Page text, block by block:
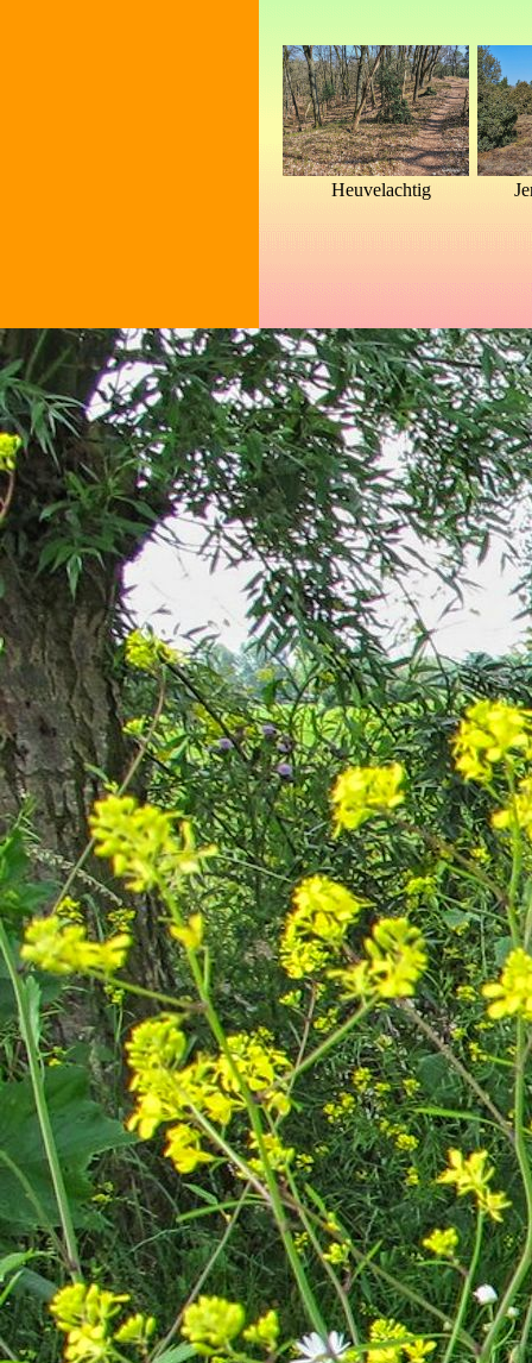
Heuvelachtig